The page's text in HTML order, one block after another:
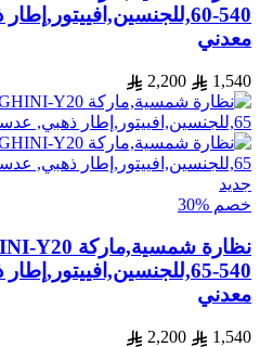
540-
معدني
1,540
2,200
جديد
خصم %30
540-
معدني
1,540
2,200